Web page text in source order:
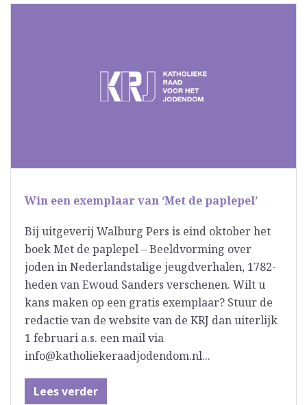
Win een exemplaar van ‘Met de paplepel’
Bij uitgeverij Walburg Pers is eind oktober het
boek Met de paplepel – Beeldvorming over
joden in Nederlandstalige jeugdverhalen, 1782-
heden van Ewoud Sanders verschenen. Wilt u
kans maken op een gratis exemplaar? Stuur de
redactie van de website van de KRJ dan uiterlijk
1 februari a.s. een mail via
info@katholiekeraadjodendom.nl...
Lees verder